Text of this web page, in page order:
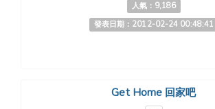
人氣：9,186
發表日期：2012-02-24 00:48:41
Get Home 回家吧